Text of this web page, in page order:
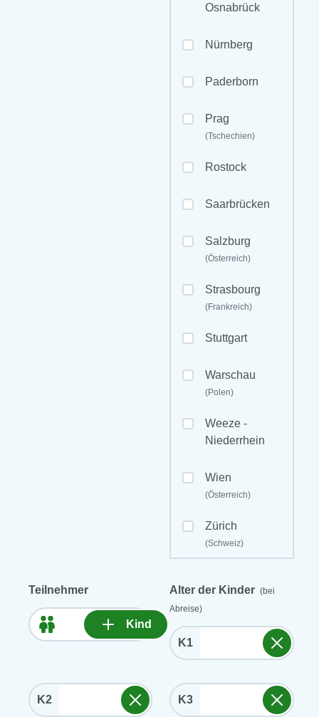
Osnabrück
Nürnberg
Paderborn
Prag
(Tschechien)
Rostock
Saarbrücken
Salzburg
(Österreich)
Strasbourg
(Frankreich)
Stuttgart
Warschau
(Polen)
Weeze -
Niederrhein
Wien
(Österreich)
Zürich
(Schweiz)
Teilnehmer
Kind
Alter der Kinder (bei
Abreise)
K1
K2 K3